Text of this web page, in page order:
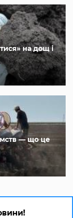
на дощ і
— що це